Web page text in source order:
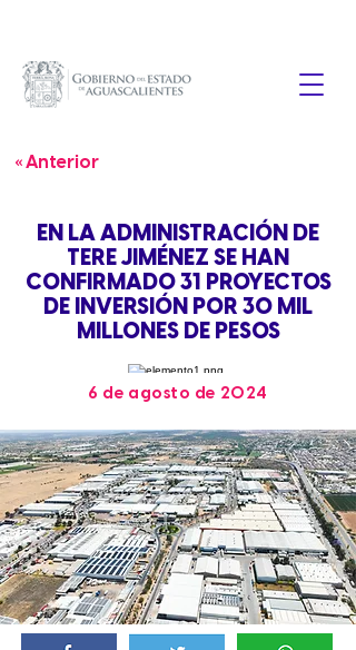
« Anterior
EN LA ADMINISTRACIÓN DE
TERE JIMÉNEZ SE HAN
CONFIRMADO 31 PROYECTOS
DE INVERSIÓN POR 30 MIL
MILLONES DE PESOS
6 de agosto de 2024